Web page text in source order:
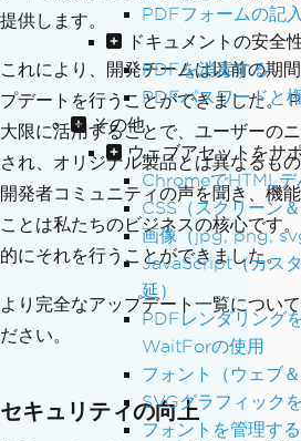
PDFフォームの記
ドキュメントの安全
PDFを消毒する
PDFパスワードと
その他
ウェブアセットをサ
ChromeでHTMLデ
CSS（スクリーン
画像（jpg, png,
JavaScript（カス
延）
PDFレンダリング
WaitForの使用
フォント（ウェブ＆
SVGグラフィック
フォントを管理する
提供します。
これにより、開発チームは以前の期
プデートを行うことができました。
大限に活用することで、ユーザーの
され、オリジナル製品とは異なるも
開発者コミュニティの声を聞き、機
ことは私たちのビジネスの核心です
的にそれを行うことができました。
より完全なアップデート一覧について
ださい。
セキュリティの向上